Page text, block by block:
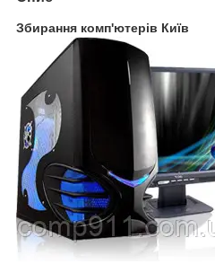
Збирання комп'ютерів Київ